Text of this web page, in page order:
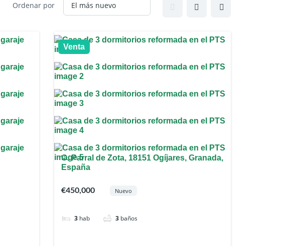
Ordenar por
Venta
C. Parral de Zota, 18151 Ogíjares, Granada,
España
€450,000 Nuevo
3 hab 3 baños